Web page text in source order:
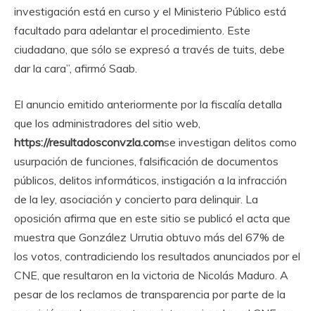
investigación está en curso y el Ministerio Público está
facultado para adelantar el procedimiento. Este
ciudadano, que sólo se expresó a través de tuits, debe
dar la cara”, afirmó Saab.
El anuncio emitido anteriormente por la fiscalía detalla
que los administradores del sitio web,
https://resultadosconvzla.comse investigan delitos como
usurpación de funciones, falsificación de documentos
públicos, delitos informáticos, instigación a la infracción
de la ley, asociación y concierto para delinquir. La
oposición afirma que en este sitio se publicó el acta que
muestra que González Urrutia obtuvo más del 67% de
los votos, contradiciendo los resultados anunciados por el
CNE, que resultaron en la victoria de Nicolás Maduro. A
pesar de los reclamos de transparencia por parte de la